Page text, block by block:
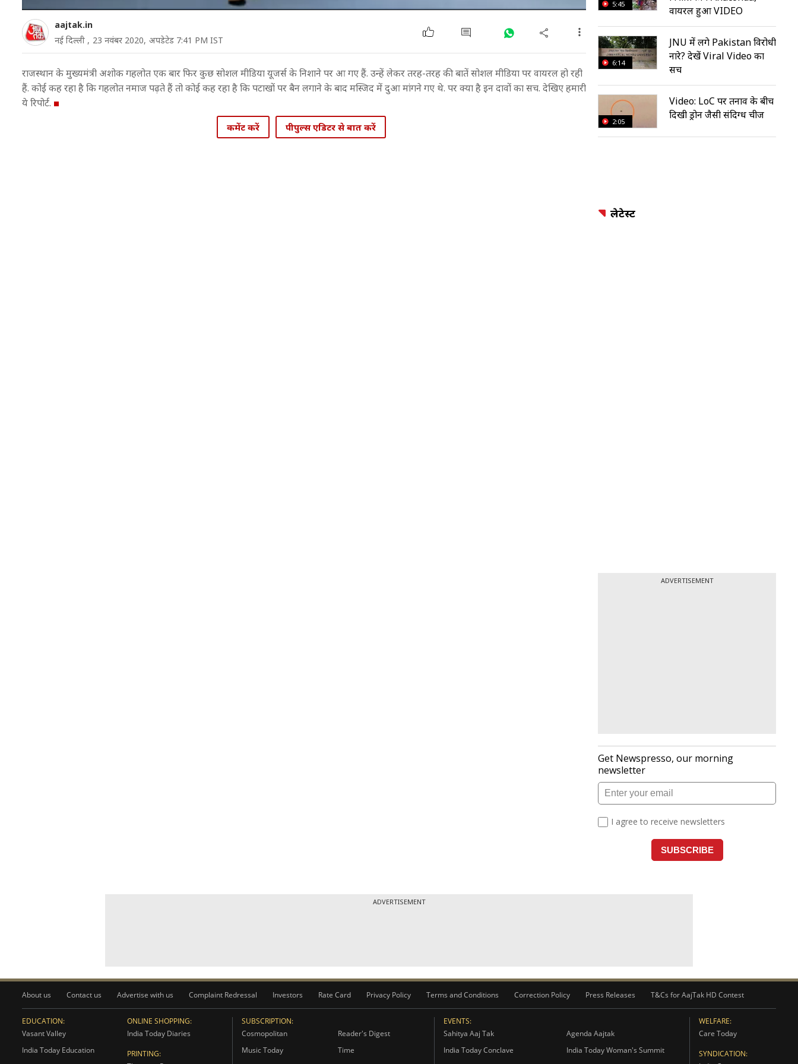
aajtak.in
नई दिल्ली , 23 नवंबर 2020, अपडेटेड 7:41 PM IST
राजस्थान के मुख्यमंत्री अशोक गहलोत एक बार फिर कुछ सोशल मीडिया यूजर्स के निशाने पर आ गए हैं. उन्हें लेकर तरह-तरह की बातें सोशल मीडिया पर वायरल हो रही
हैं. कोई कह रहा है कि गहलोत नमाज पढ़ते हैं तो कोई कह रहा है कि पटाखों पर बैन लगाने के बाद मस्जिद में दुआ मांगने गए थे. पर क्या है इन दावों का सच. देखिए हमारी
ये रिपोर्ट.
कमेंट करें पीपुल्स एडिटर से बात करें
5:45
वायरल हुआ VIDEO
6:14
JNU में लगे Pakistan विरोधी
नारे? देखें Viral Video का
सच
2:05
Video: LoC पर तनाव के बीच
दिखी ड्रोन जैसी संदिग्ध चीज
लेटेस्ट
ADVERTISEMENT
ADVERTISEMENT
About us Contact us Advertise with us Complaint Redressal Investors Rate Card Privacy Policy Terms and Conditions Correction Policy Press Releases T&Cs for AajTak HD Contest
EDUCATION:
Vasant Valley
India Today Education
ONLINE SHOPPING:
India Today Diaries
PRINTING:
SUBSCRIPTION:
Cosmopolitan
Reader's Digest
Music Today
Time
EVENTS:
Sahitya Aaj Tak
Agenda Aajtak
India Today Conclave
India Today Woman's Summit
WELFARE:
Care Today
SYNDICATION: